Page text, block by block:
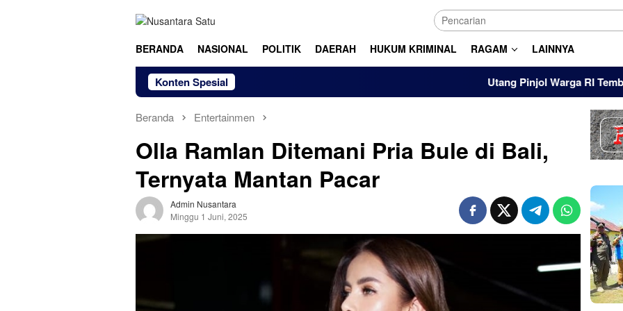
BERANDA NASIONAL POLITIK DAERAH HUKUM KRIMINAL RAGAM LAINNYA
Konten Spesial Utang Pinjol Warga RI Tembus
Beranda Entertainmen
Olla Ramlan Ditemani Pria Bule di Bali,
Ternyata Mantan Pacar
Admin Nusantara
Minggu 1 Juni, 2025